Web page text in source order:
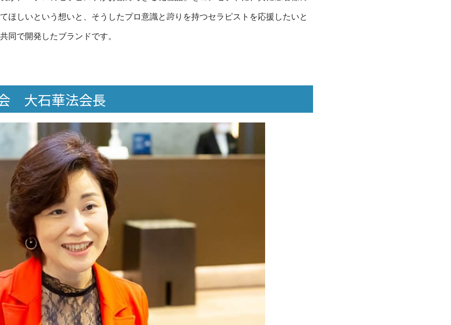
ほしいという想いと、そうしたプロ意識と誇りを持つセラピストを応援したいと
同で開発したブランドです。
大石華法会長